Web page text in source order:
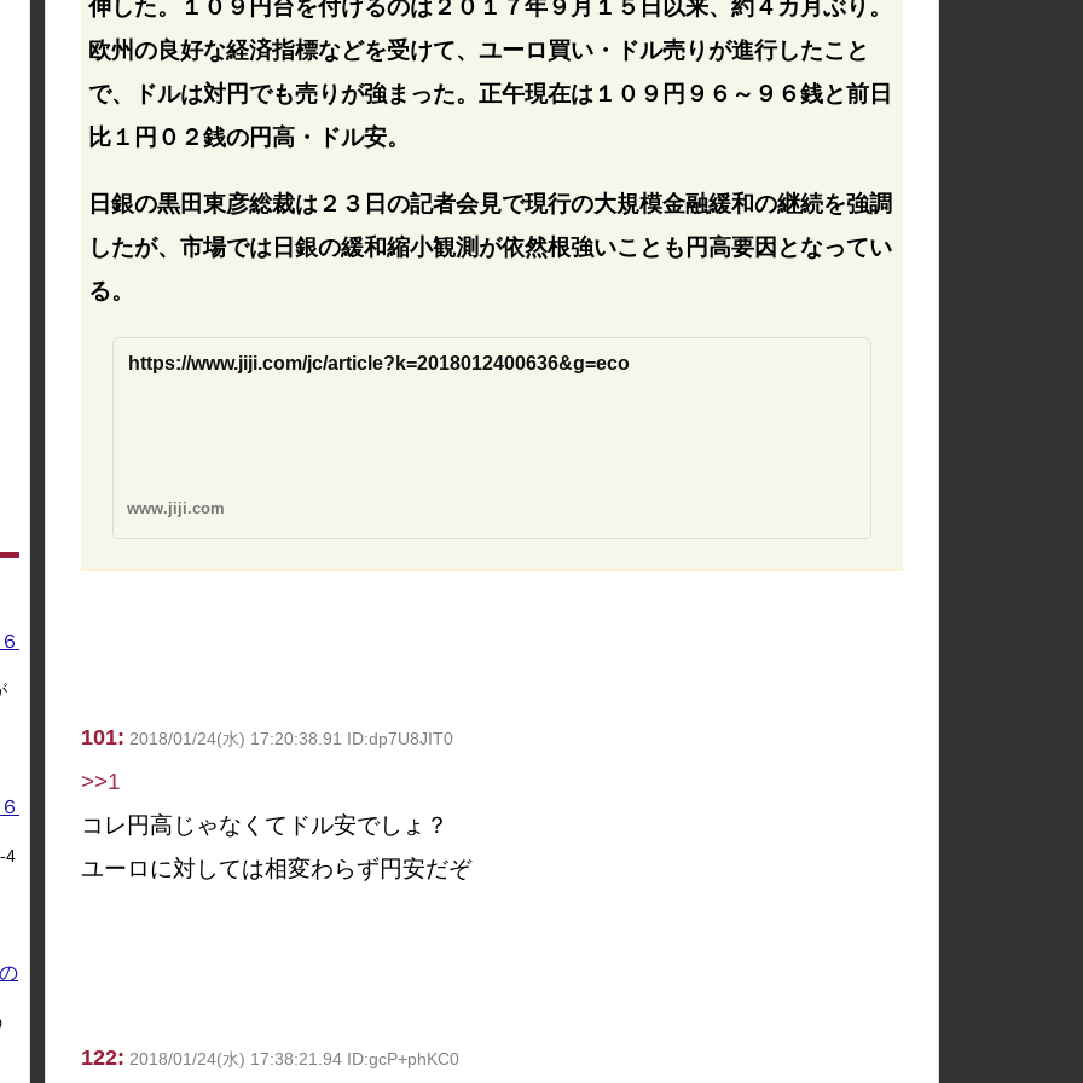
伸した。１０９円台を付けるのは２０１７年９月１５日以来、約４カ月ぶり。
欧州の良好な経済指標などを受けて、ユーロ買い・ドル売りが進行したこと
で、ドルは対円でも売りが強まった。正午現在は１０９円９６～９６銭と前日
比１円０２銭の円高・ドル安。
日銀の黒田東彦総裁は２３日の記者会見で現行の大規模金融緩和の継続を強調
したが、市場では日銀の緩和縮小観測が依然根強いことも円高要因となってい
る。
https://www.jiji.com/jc/article?k=2018012400636&g=eco
www.jiji.com
101: 2018/01/24(水) 17:20:38.91 ID:dp7U8JIT0
>>1
コレ円高じゃなくてドル安でしょ？
ユーロに対しては相変わらず円安だぞ
122: 2018/01/24(水) 17:38:21.94 ID:gcP+phKC0
4